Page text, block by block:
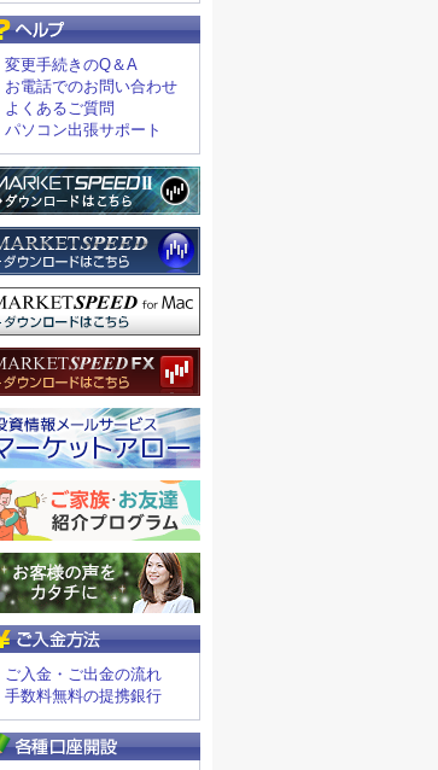
変更手続きのQ＆A
お電話でのお問い合わせ
よくあるご質問
パソコン出張サポート
ご入金・ご出金の流れ
手数料無料の提携銀行